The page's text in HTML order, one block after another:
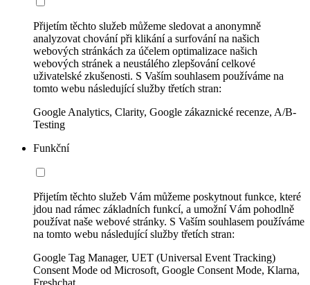
Přijetím těchto služeb můžeme sledovat a anonymně
analyzovat chování při klikání a surfování na našich
webových stránkách za účelem optimalizace našich
webových stránek a neustálého zlepšování celkové
uživatelské zkušenosti. S Vaším souhlasem používáme na
tomto webu následující služby třetích stran:
Google Analytics, Clarity, Google zákaznické recenze, A/B-
Testing
Funkční
Přijetím těchto služeb Vám můžeme poskytnout funkce, které
jdou nad rámec základních funkcí, a umožní Vám pohodlně
používat naše webové stránky. S Vaším souhlasem používáme
na tomto webu následující služby třetích stran:
Google Tag Manager, UET (Universal Event Tracking)
Consent Mode od Microsoft, Google Consent Mode, Klarna,
Freshchat